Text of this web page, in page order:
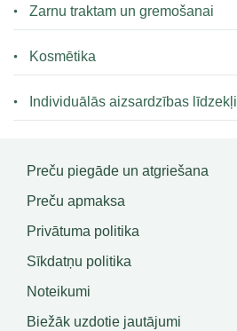
Zarnu traktam un gremošanai
Kosmētika
Individuālās aizsardzības līdzekļi
Preču piegāde un atgriešana
Preču apmaksa
Privātuma politika
Sīkdatņu politika
Noteikumi
Biežāk uzdotie jautājumi